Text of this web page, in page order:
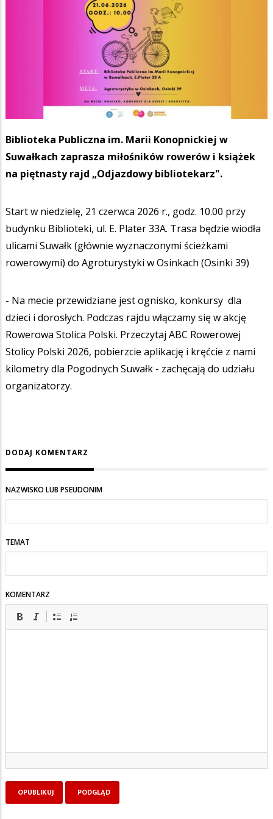
Biblioteka Publiczna im. Marii Konopnickiej w
Suwałkach zaprasza miłośników rowerów i książek
na piętnasty rajd „Odjazdowy bibliotekarz".
Start w niedzielę, 21 czerwca 2026 r., godz. 10.00 przy
budynku Biblioteki, ul. E. Plater 33A. Trasa będzie wiodła
ulicami Suwałk (głównie wyznaczonymi ścieżkami
rowerowymi) do Agroturystyki w Osinkach (Osinki 39)
- Na mecie przewidziane jest ognisko, konkursy dla
dzieci i dorosłych. Podczas rajdu włączamy się w akcję
Rowerowa Stolica Polski. Przeczytaj ABC Rowerowej
Stolicy Polski 2026, pobierzcie aplikację i kręćcie z nami
kilometry dla Pogodnych Suwałk - zachęcają do udziału
organizatorzy.
DODAJ KOMENTARZ
NAZWISKO LUB PSEUDONIM
TEMAT
KOMENTARZ